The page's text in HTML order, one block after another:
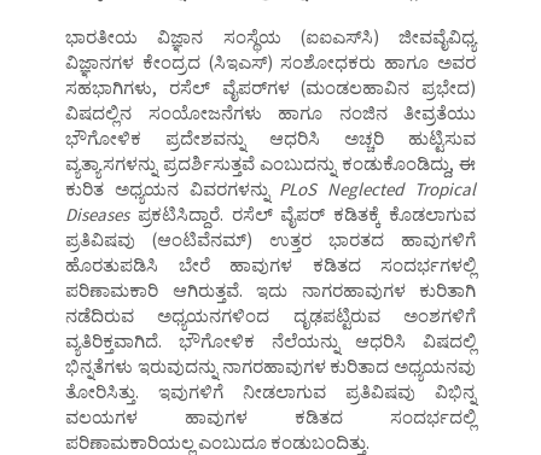
ಭಾರತೀಯ ವಿಜ್ಞಾನ ಸಂಸ್ಥೆಯ (ಐಐಎಸ್‌ಸಿ) ಜೀವವೈವಿಧ್ಯ
ವಿಜ್ಞಾನಗಳ ಕೇಂದ್ರದ (ಸಿಇಎಸ್‌) ಸಂಶೋಧಕರು ಹಾಗೂ ಅವರ
ಸಹಭಾಗಿಗಳು, ರಸೆಲ್‌ ವೈಪರ್‌ಗಳ (ಮಂಡಲಹಾವಿನ ಪ್ರಭೇದ)
ವಿಷದಲ್ಲಿನ ಸಂಯೋಜನೆಗಳು ಹಾಗೂ ನಂಜಿನ ತೀವ್ರತೆಯು
ಭೌಗೋಳಿಕ ಪ್ರದೇಶವನ್ನು ಆಧರಿಸಿ ಅಚ್ಚರಿ ಹುಟ್ಟಿಸುವ
ವ್ಯತ್ಯಾಸಗಳನ್ನು ಪ್ರದರ್ಶಿಸುತ್ತವೆ ಎಂಬುದನ್ನು ಕಂಡುಕೊಂಡಿದ್ದು, ಈ
ಕುರಿತ ಅಧ್ಯಯನ ವಿವರಗಳನ್ನು PLoS Neglected Tropical
Diseases ಪ್ರಕಟಿಸಿದ್ದಾರೆ. ರಸೆಲ್‌ ವೈಪರ್‌ ಕಡಿತಕ್ಕೆ ಕೊಡಲಾಗುವ
ಪ್ರತಿವಿಷವು (ಆಂಟಿವೆನಮ್‌) ಉತ್ತರ ಭಾರತದ ಹಾವುಗಳಿಗೆ
ಹೊರತುಪಡಿಸಿ ಬೇರೆ ಹಾವುಗಳ ಕಡಿತದ ಸಂದರ್ಭಗಳಲ್ಲಿ
ಪರಿಣಾಮಕಾರಿ ಆಗಿರುತ್ತವೆ. ಇದು ನಾಗರಹಾವುಗಳ ಕುರಿತಾಗಿ
ನಡೆದಿರುವ ಅಧ್ಯಯನಗಳಿಂದ ದೃಢಪಟ್ಟಿರುವ ಅಂಶಗಳಿಗೆ
ವ್ಯತಿರಿಕ್ತವಾಗಿದೆ. ಭೌಗೋಳಿಕ ನೆಲೆಯನ್ನು ಆಧರಿಸಿ ವಿಷದಲ್ಲಿ
ಭಿನ್ನತೆಗಳು ಇರುವುದನ್ನು ನಾಗರಹಾವುಗಳ ಕುರಿತಾದ ಅಧ್ಯಯನವು
ತೋರಿಸಿತ್ತು. ಇವುಗಳಿಗೆ ನೀಡಲಾಗುವ ಪ್ರತಿವಿಷವು ವಿಭಿನ್ನ
ವಲಯಗಳ ಹಾವುಗಳ ಕಡಿತದ ಸಂದರ್ಭದಲ್ಲಿ
ಪರಿಣಾಮಕಾರಿಯಲ್ಲ ಎಂಬುದೂ ಕಂಡುಬಂದಿತ್ತು.